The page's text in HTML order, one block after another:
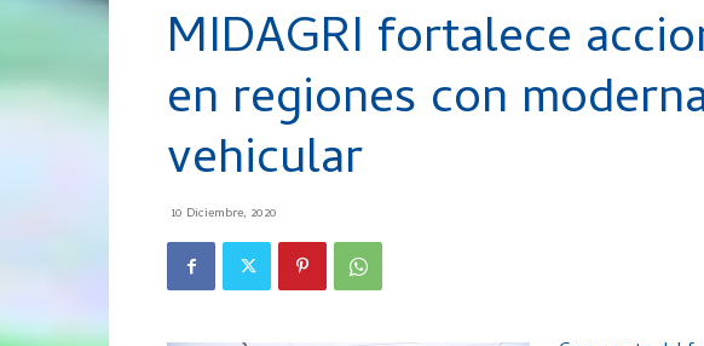
MIDAGRI fortalece
en regiones con
vehicular
10 Diciembre, 2020